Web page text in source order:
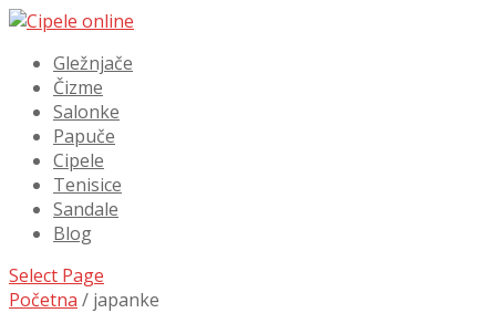
Gležnjače
Čizme
Salonke
Papuče
Cipele
Tenisice
Sandale
Blog
Select Page
Početna / japanke